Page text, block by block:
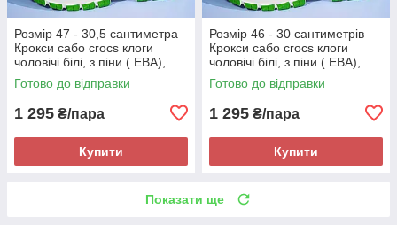
Розмір 47 - 30,5 сантиметра
Крокси сабо crocs клоги
чоловічі білі, з піни ( ЕВА),
легкі і зручні
Готово до відправки
1 295 ₴/пара
Купити
Розмір 46 - 30 сантиметрів
Крокси сабо crocs клоги
чоловічі білі, з піни ( ЕВА),
легкі і зручні
Готово до відправки
1 295 ₴/пара
Купити
Показати ще